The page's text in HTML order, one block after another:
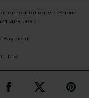
consultation via Phone
468 6630
Payment
box